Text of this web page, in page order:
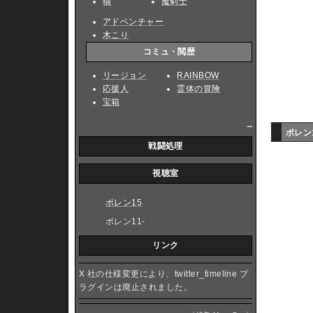
ポレ
アドベンチャー
木こり
コミュ・閲歴
リージョン
応援人
宝箱
RAINBOW
霊体の冒険
戦闘処理
視聴室
ポレン15
ポレン11-
リンク
X 社の仕様変更により、twitter_timeline プ
ラグインは廃止されました。